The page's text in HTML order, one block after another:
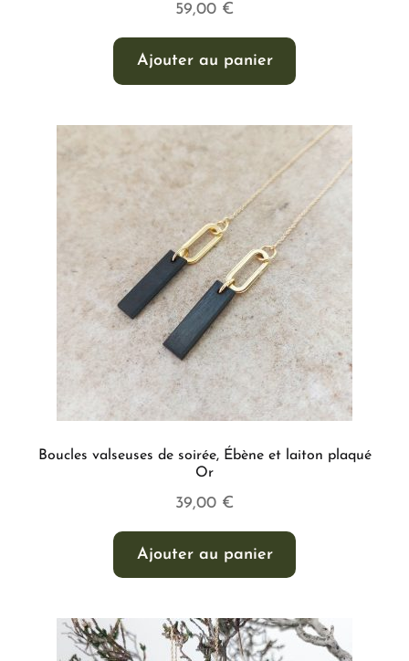
59,00 €
Ajouter au panier
Boucles valseuses de soirée, Ébène et laiton plaqué
Or
39,00 €
Ajouter au panier